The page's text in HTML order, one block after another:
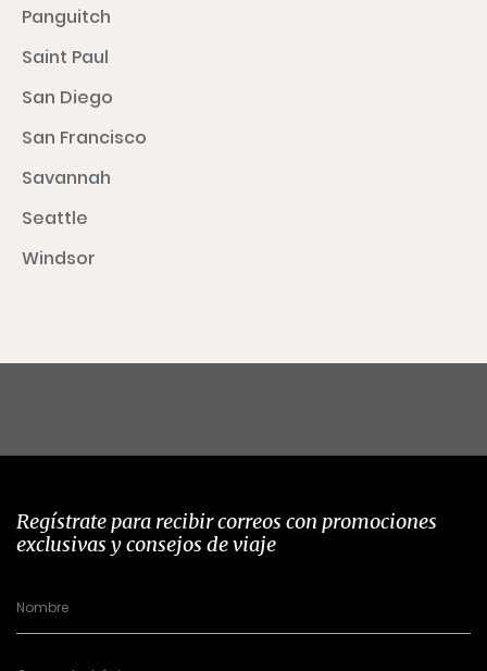
Panguitch
Saint Paul
San Diego
San Francisco
Savannah
Seattle
Windsor
Regístrate para recibir correos con promociones
exclusivas y consejos de viaje